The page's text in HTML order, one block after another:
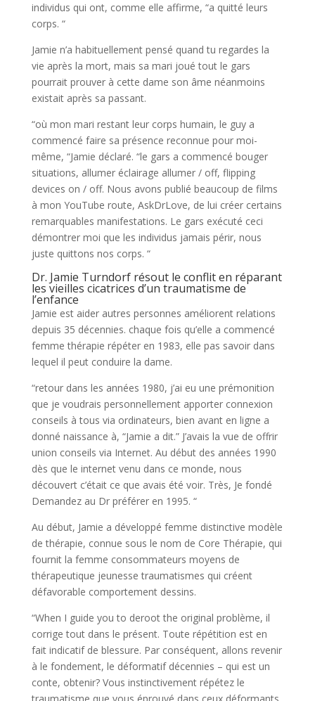
individus qui ont, comme elle affirme, “a quitté leurs
corps. “
Jamie n’a habituellement pensé quand tu regardes la
vie après la mort, mais sa mari joué tout le gars
pourrait prouver à cette dame son âme néanmoins
existait après sa passant.
“où mon mari restant leur corps humain, le guy a
commencé faire sa présence reconnue pour moi-
même, “Jamie déclaré. “le gars a commencé bouger
situations, allumer éclairage allumer / off, flipping
devices on / off. Nous avons publié beaucoup de films
à mon YouTube route, AskDrLove, de lui créer certains
remarquables manifestations. Le gars exécuté ceci
démontrer moi que les individus jamais périr, nous
juste quittons nos corps. “
Dr. Jamie Turndorf résout le conflit en réparant
les vieilles cicatrices d’un traumatisme de
l’enfance
Jamie est aider autres personnes améliorent relations
depuis 35 décennies. chaque fois qu’elle a commencé
femme thérapie répéter en 1983, elle pas savoir dans
lequel il peut conduire la dame.
“retour dans les années 1980, j’ai eu une prémonition
que je voudrais personnellement apporter connexion
conseils à tous via ordinateurs, bien avant en ligne a
donné naissance à, “Jamie a dit.” J’avais la vue de offrir
union conseils via Internet. Au début des années 1990
dès que le internet venu dans ce monde, nous
découvert c’était ce que avais été voir. Très, Je fondé
Demandez au Dr préférer en 1995. “
Au début, Jamie a développé femme distinctive modèle
de thérapie, connue sous le nom de Core Thérapie, qui
fournit la femme consommateurs moyens de
thérapeutique jeunesse traumatismes qui créent
défavorable comportement dessins.
“When I guide you to deroot the original problème, il
corrige tout dans le présent. Toute répétition est en
fait indicatif de blessure. Par conséquent, allons revenir
à le fondement, le déformatif décennies – qui est un
conte, obtenir? Vous instinctivement répétez le